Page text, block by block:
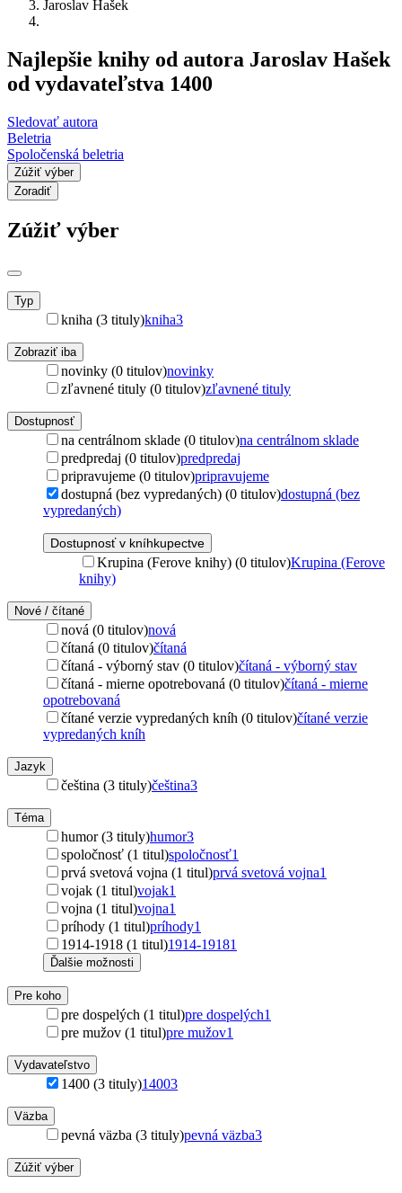
Jaroslav Hašek
Najlepšie knihy od autora Jaroslav Hašek
od vydavateľstva 1400
Sledovať autora
Beletria
Spoločenská beletria
Zúžiť výber
Zoradiť
Zúžiť výber
Typ
kniha (3 tituly)kniha3
Zobraziť iba
novinky (0 titulov)novinky
zľavnené tituly (0 titulov)zľavnené tituly
Dostupnosť
na centrálnom sklade (0 titulov)na centrálnom sklade
predpredaj (0 titulov)predpredaj
pripravujeme (0 titulov)pripravujeme
dostupná (bez vypredaných) (0 titulov)dostupná (bez
vypredaných)
Dostupnosť v kníhkupectve
Krupina (Ferove knihy) (0 titulov)Krupina (Ferove
knihy)
Nové / čítané
nová (0 titulov)nová
čítaná (0 titulov)čítaná
čítaná - výborný stav (0 titulov)čítaná - výborný stav
čítaná - mierne opotrebovaná (0 titulov)čítaná - mierne
opotrebovaná
čítané verzie vypredaných kníh (0 titulov)čítané verzie
vypredaných kníh
Jazyk
čeština (3 tituly)čeština3
Téma
humor (3 tituly)humor3
spoločnosť (1 titul)spoločnosť1
prvá svetová vojna (1 titul)prvá svetová vojna1
vojak (1 titul)vojak1
vojna (1 titul)vojna1
príhody (1 titul)príhody1
1914-1918 (1 titul)1914-19181
Ďalšie možnosti
Pre koho
pre dospelých (1 titul)pre dospelých1
pre mužov (1 titul)pre mužov1
Vydavateľstvo
1400 (3 tituly)14003
Väzba
pevná väzba (3 tituly)pevná väzba3
Zúžiť výber